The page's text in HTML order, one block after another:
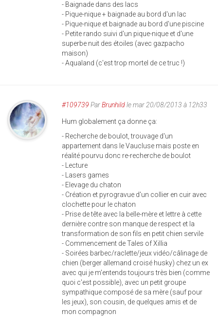
- Baignade dans des lacs
- Pique-nique + baignade au bord d'un lac
- Pique-nique et baignade au bord d'une piscine
- Petite rando suivi d'un pique-nique et d'une
superbe nuit des étoiles (avec gazpacho
maison)
- Aqualand (c'est trop mortel de ce truc !)
#109739 ParBrunhildle mar 20/08/2013 à 12h33
Hum globalement ça donne ça:
- Recherche de boulot, trouvage d'un
appartement dans le Vaucluse mais poste en
réalité pourvu donc re-recherche de boulot
- Lecture
- Lasers games
- Elevage du chaton
- Création et pyrogravue d'un collier en cuir avec
clochette pour le chaton
- Prise de tête avec la belle-mère et lettre à cette
dernière contre son manque de respect et la
transformation de son fils en petit chien servile
- Commencement de Tales of Xillia
- Soirées barbec/raclette/jeux vidéo/câlinage de
chien (berger allemand croisé husky) chez un ex
avec qui je m'entends toujours très bien (comme
quoi c'est possible), avec un petit groupe
sympathique composé de sa mère (sauf pour
les jeux), son cousin, de quelques amis et de
mon compagnon